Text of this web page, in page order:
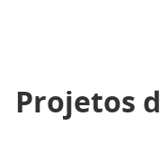
Projetos